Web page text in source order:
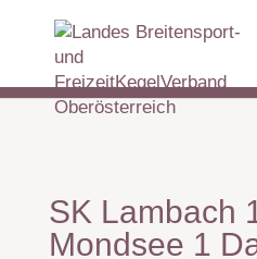
SK Lambach
Mondsee 1